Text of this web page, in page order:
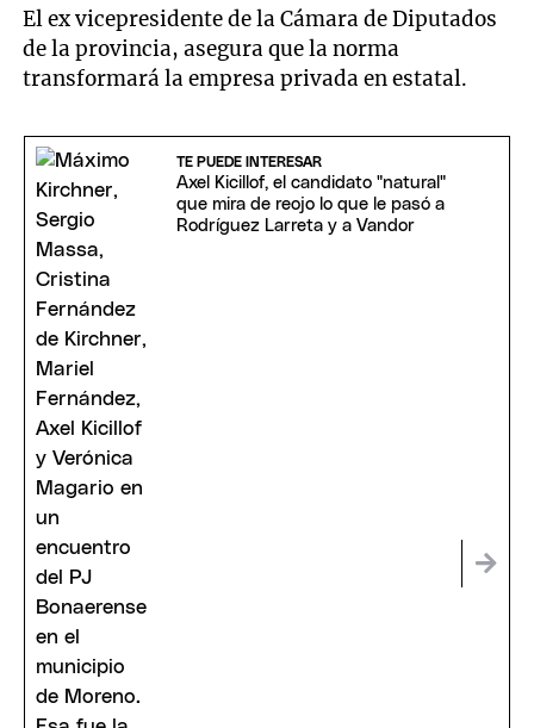
El ex vicepresidente de la Cámara de Diputados
de la provincia, asegura que la norma
transformará la empresa privada en estatal.
TE PUEDE INTERESAR
Axel Kicillof, el candidato "natural"
que mira de reojo lo que le pasó a
Rodríguez Larreta y a Vandor